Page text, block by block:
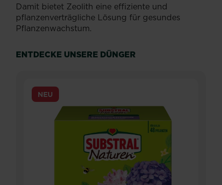
Damit bietet Zeolith eine effiziente und
pflanzenverträgliche Lösung für gesundes
Pflanzenwachstum.
ENTDECKE UNSERE DÜNGER
NEU